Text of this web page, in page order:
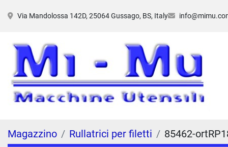
Via Mandolossa 142D, 25064 Gussago, BS, Italy
Magazzino Rullatrici per filetti 85462-